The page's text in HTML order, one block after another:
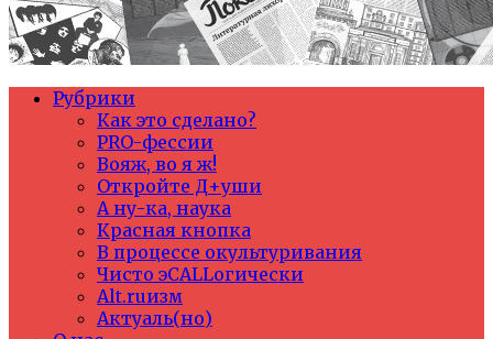
Рубрики
Как это сделано?
PRO-фессии
Вояж, во я ж!
Откройте Д+уши
А ну-ка, наука
Красная кнопка
В процессе окультуривания
Чисто эCALLогически
Alt.ruизм
Актуаль(но)